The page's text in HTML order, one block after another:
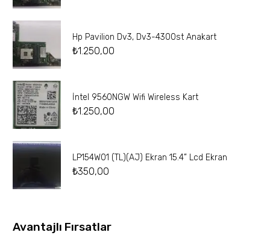
Hp Pavilion Dv3, Dv3-4300st Anakart
₺1.250,00
İntel 9560NGW Wifi Wireless Kart
₺1.250,00
LP154W01 (TL)(AJ) Ekran 15.4” Lcd Ekran
₺350,00
Avantajlı Fırsatlar